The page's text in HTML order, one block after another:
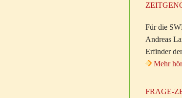
Für die
Andreas
Erfinder
Mehr
FRAGE-